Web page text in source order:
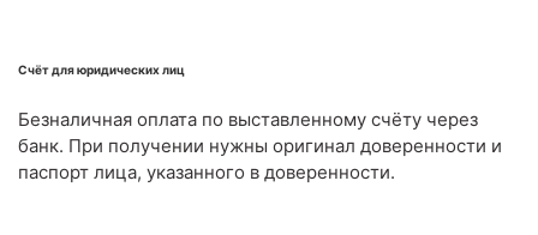
Счёт для юридических лиц
Безналичная оплата по выставленному счёту через
банк. При получении нужны оригинал доверенности и
паспорт лица, указанного в доверенности.